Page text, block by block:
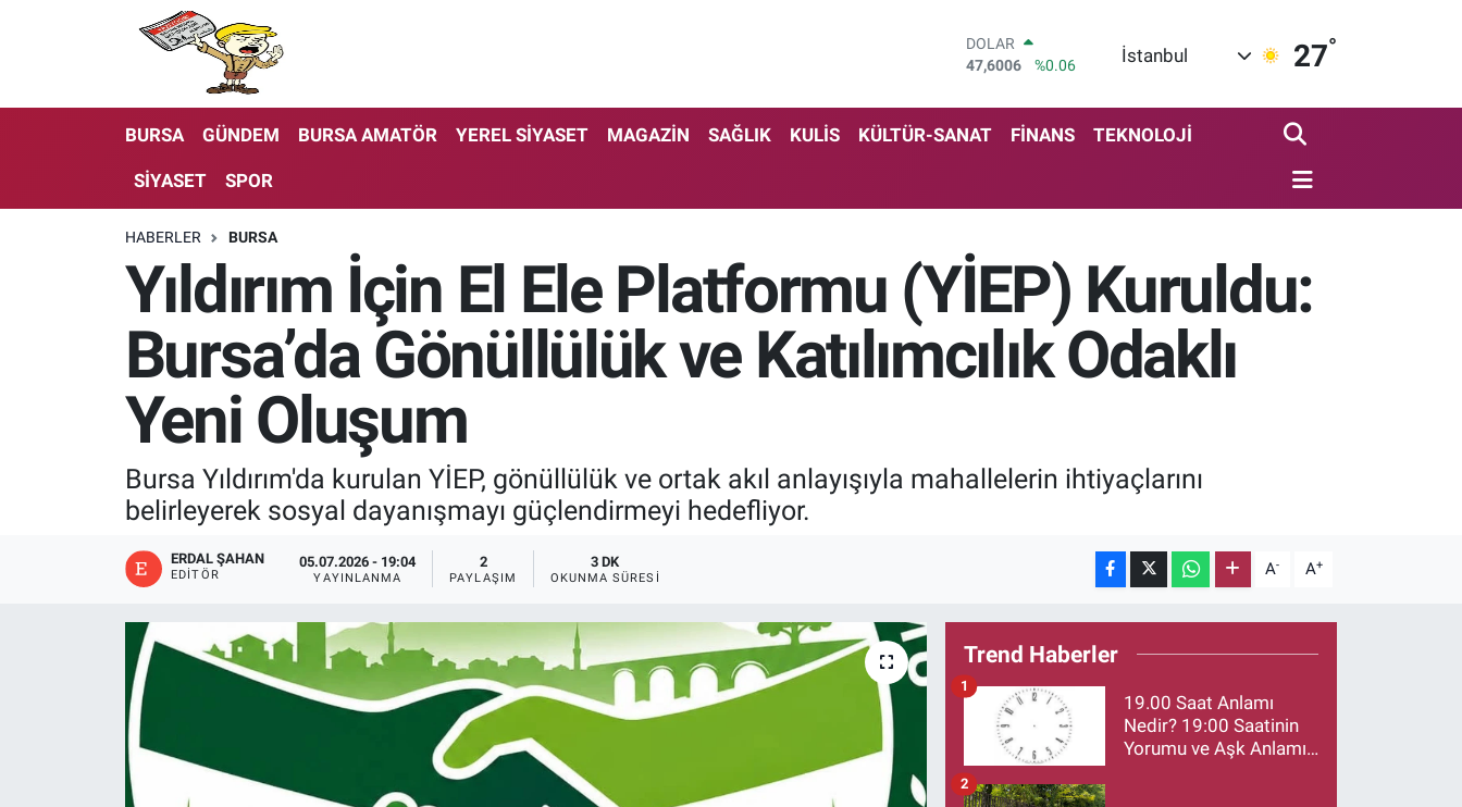
DOLAR
47,6006
%0.06
55,0250
%0.02
STERLİN
BITCOIN
64.643,95
%0.16
İstanbul 27°
BURSA GÜNDEM BURSA AMATÖR YEREL SİYASET MAGAZİN SAĞLIK KULİS KÜLTÜR-SANAT FİNANS TEKNOLOJİ
SİYASET SPOR
HABERLER BURSA
Yıldırım İçin El Ele Platformu (YİEP) Kuruldu:
Bursa’da Gönüllülük ve Katılımcılık Odaklı
Yeni Oluşum
Bursa Yıldırım'da kurulan YİEP, gönüllülük ve ortak akıl anlayışıyla mahallelerin ihtiyaçlarını
belirleyerek sosyal dayanışmayı güçlendirmeyi hedefliyor.
ERDAL ŞAHAN
EDITÖR
05.07.2026 - 19:04
YAYINLANMA
2
PAYLAŞIM
3 DK
OKUNMA SÜRESI A- A+
Trend Haberler
19.00 Saat Anlamı
Nedir? 19:00 Saatinin
Yorumu ve Aşk Anlamı
1
2